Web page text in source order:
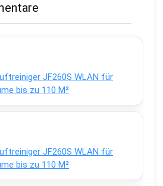
JF260S WLAN für
bis zu 110 M²
JF260S WLAN für
bis zu 110 M²